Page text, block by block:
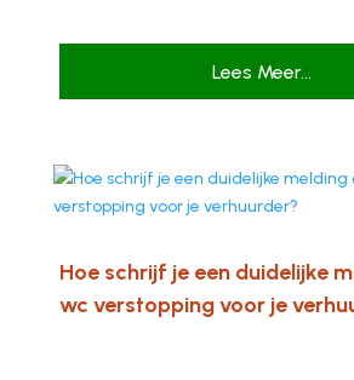
Lees Meer...
Hoe schrijf je een duidelijke
wc verstopping voor je